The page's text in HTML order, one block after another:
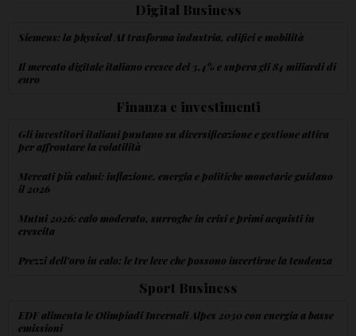
Digital Business
Siemens: la physical AI trasforma industria, edifici e mobilità
Il mercato digitale italiano cresce del 3,4% e supera gli 84 miliardi di
euro
Finanza e investimenti
Gli investitori italiani puntano su diversificazione e gestione attiva
per affrontare la volatilità
Mercati più calmi: inflazione, energia e politiche monetarie guidano
il 2026
Mutui 2026: calo moderato, surroghe in crisi e primi acquisti in
crescita
Prezzi dell'oro in calo: le tre leve che possono invertirne la tendenza
Sport Business
EDF alimenta le Olimpiadi Invernali Alpes 2030 con energia a basse
emissioni